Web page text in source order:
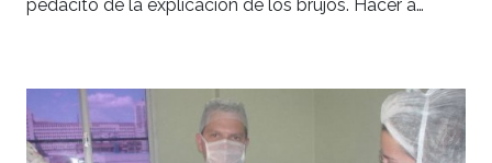
pedacito de la explicación de los brujos. Hacer a…